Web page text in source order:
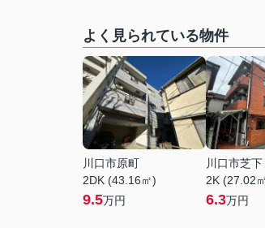
よく見られている物件
川口市原町
2DK (43.16㎡)
9.5万円
川口市芝下
2K (27.02
6.3万円